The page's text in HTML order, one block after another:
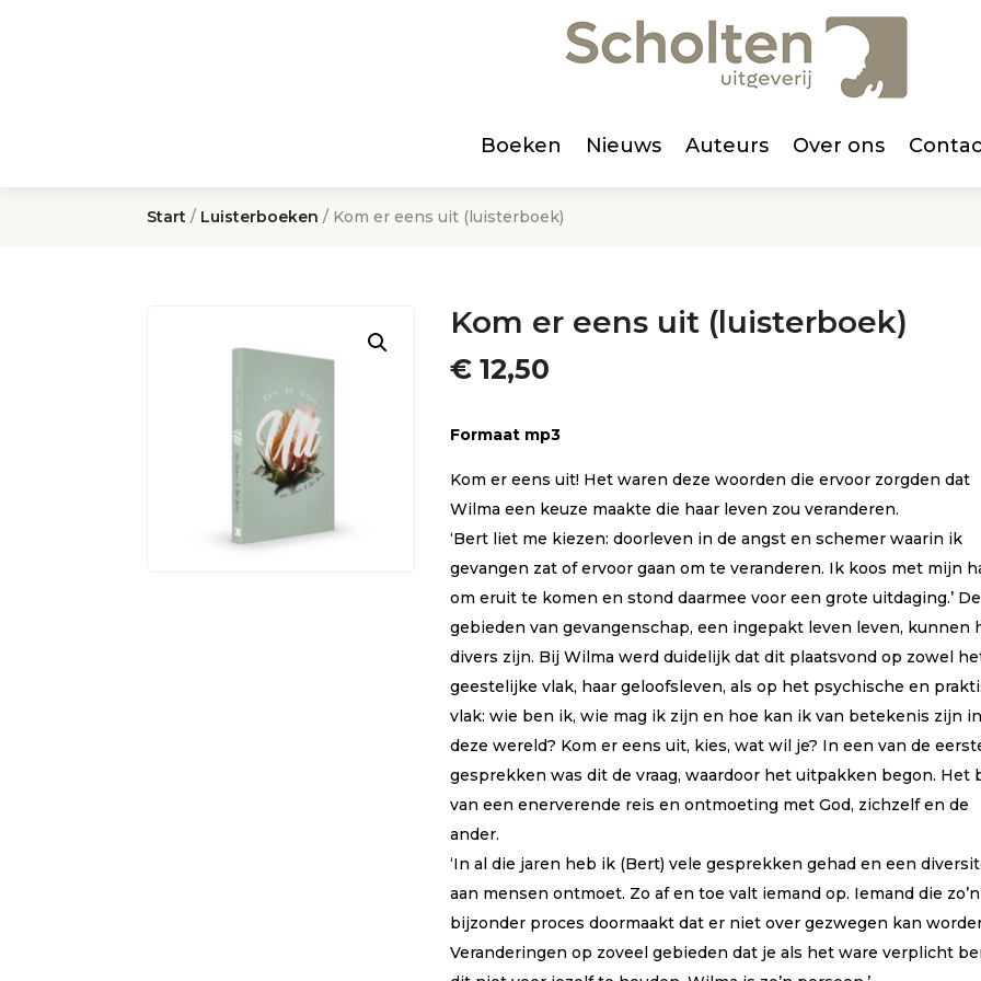
Boeken Nieuws Auteurs Over ons
Start / Luisterboeken / Kom er eens uit (luisterboek)
Kom er eens uit (luisterboek)
€ 12,50
Formaat mp3
Kom er eens uit! Het waren deze woorden die ervoor zorgden dat
Wilma een keuze maakte die haar leven zou veranderen.
‘Bert liet me kiezen: doorleven in de angst en schemer waarin ik
gevangen zat of ervoor gaan om te veranderen. Ik koos met mijn
om eruit te komen en stond daarmee voor een grote uitdaging.’ De
gebieden van gevangenschap, een ingepakt leven leven, kunnen
divers zijn. Bij Wilma werd duidelijk dat dit plaatsvond op zowel
geestelijke vlak, haar geloofsleven, als op het psychische en
vlak: wie ben ik, wie mag ik zijn en hoe kan ik van betekenis zijn
deze wereld? Kom er eens uit, kies, wat wil je? In een van de
gesprekken was dit de vraag, waardoor het uitpakken begon. Het
van een enerverende reis en ontmoeting met God, zichzelf en de
ander.
‘In al die jaren heb ik (Bert) vele gesprekken gehad en een
aan mensen ontmoet. Zo af en toe valt iemand op. Iemand die zo’n
bijzonder proces doormaakt dat er niet over gezwegen kan
Veranderingen op zoveel gebieden dat je als het ware verplicht